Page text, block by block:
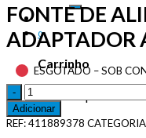
0
Carrinho
Nenhum produto
FONTE DE
ADAPTADOR
ESGOTADO – SOB
Adicionar
REF:411889378